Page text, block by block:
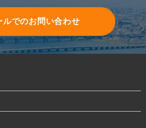
ルでのお問い合わせ